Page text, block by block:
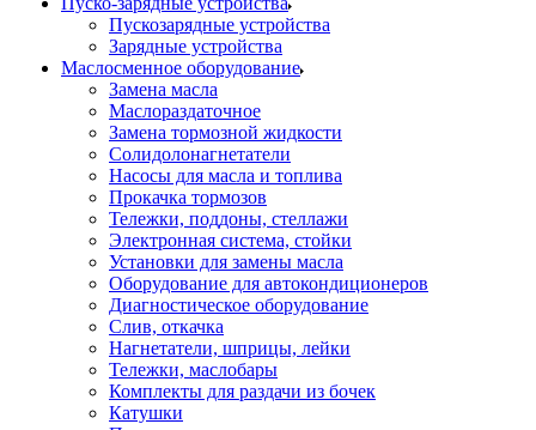
Пускозарядные устройства
Зарядные устройства
Маслосменное оборудование
Замена масла
Маслораздаточное
Замена тормозной жидкости
Солидолонагнетатели
Насосы для масла и топлива
Прокачка тормозов
Тележки, поддоны, стеллажи
Электронная система, стойки
Установки для замены масла
Оборудование для автокондиционеров
Диагностическое оборудование
Слив, откачка
Нагнетатели, шприцы, лейки
Тележки, маслобары
Комплекты для раздачи из бочек
Катушки